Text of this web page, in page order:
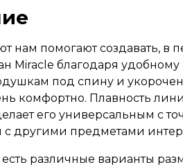
нам помогают создавать, в
Miracle благодаря удобному
под спину и
комфортно. Плавность
его универсальным с
с другими предметами
различные варианты